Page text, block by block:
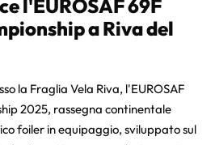
l'EUROSAF 69F
a Riva del
la Fraglia Vela Riva, l'EUROSAF
2025, rassegna continentale
foiler in equipaggio, sviluppato sul